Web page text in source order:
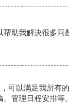
助我解决很多问
可以满足我所有
管理日程安排等。